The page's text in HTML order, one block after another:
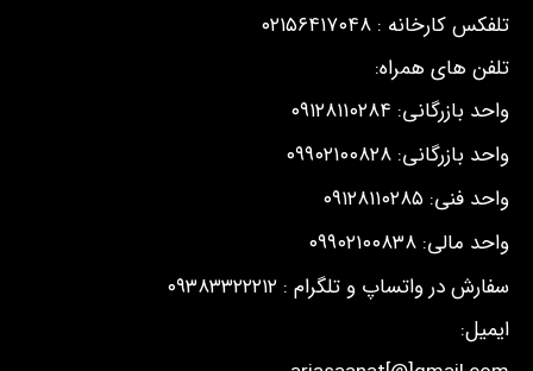
تلفکس کارخانه : ۰۲۱۵۶۴۱۷۰۴۸
تلفن های همراه:
واحد بازرگانی: ۰۹۱۲۸۱۱۰۲۸۴
واحد بازرگانی: ۰۹۹۰۲۱۰۰۸۲۸
واحد فنی: ۰۹۱۲۸۱۱۰۲۸۵
واحد مالی: ۰۹۹۰۲۱۰۰۸۳۸
سفارش در واتساپ و تلگرام : ۰۹۳۸۳۳۲۲۲۱۲
ایمیل: